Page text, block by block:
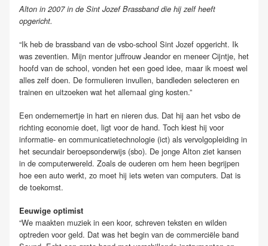
Alton in 2007 in de Sint Jozef Brassband die hij zelf heeft
opgericht.
“Ik heb de brassband van de vsbo-school Sint Jozef opgericht. Ik
was zeventien. Mijn mentor juffrouw Jeandor en meneer Cijntje, het
hoofd van de school, vonden het een goed idee, maar ik moest wel
alles zelf doen. De formulieren invullen, bandleden selecteren en
trainen en uitzoeken wat het allemaal ging kosten.”
Een ondernemertje in hart en nieren dus. Dat hij aan het vsbo de
richting economie doet, ligt voor de hand. Toch kiest hij voor
informatie- en communicatietechnologie (ict) als vervolgopleiding in
het secundair beroepsonderwijs (sbo). De jonge Alton ziet kansen
in de computerwereld. Zoals de ouderen om hem heen begrijpen
hoe een auto werkt, zo moet hij iets weten van computers. Dat is
de toekomst.
Eeuwige optimist
“We maakten muziek in een koor, schreven teksten en wilden
optreden voor geld. Dat was het begin van de commerciële band